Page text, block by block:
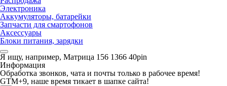
Электроника
Аккумуляторы, батарейки
Запчасти для смартофонов
Аксессуары
Блоки питания, зарядки
Я ищу, например, Матрица 156 1366 40pin
Информация
Обработка звонков, чата и почты только в рабочее время!
GTM+9, наше время тикает в шапке сайта!